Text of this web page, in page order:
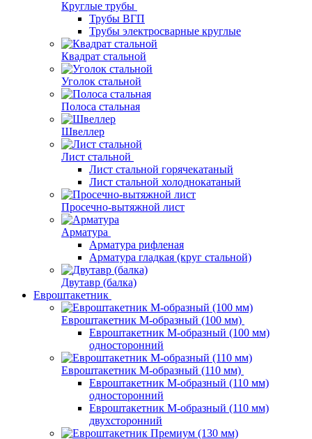
Круглые трубы
Трубы ВГП
Трубы электросварные круглые
Квадрат стальной
Уголок стальной
Полоса стальная
Швеллер
Лист стальной
Лист стальной горячекатаный
Лист стальной холоднокатаный
Просечно-вытяжной лист
Арматура
Арматура рифленая
Арматура гладкая (круг стальной)
Двутавр (балка)
Евроштакетник
Евроштакетник М-образный (100 мм)
Евроштакетник М-образный (100 мм)
односторонний
Евроштакетник М-образный (110 мм)
Евроштакетник М-образный (110 мм)
односторонний
Евроштакетник М-образный (110 мм)
двухсторонний